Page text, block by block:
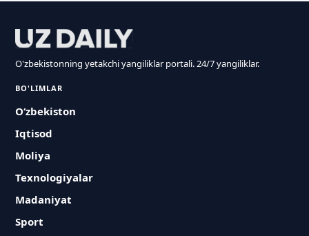
O'zbekistonning yetakchi yangiliklar portali. 24/7 yangiliklar.
BO'LIMLAR
O‘zbekiston
Iqtisod
Moliya
Texnologiyalar
Madaniyat
Sport